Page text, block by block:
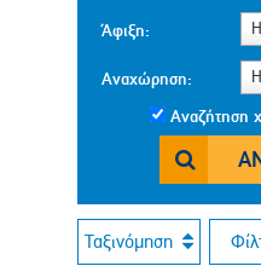
Άφιξη:
Αναχώρηση:
Αναζήτηση
Ταξινόμηση